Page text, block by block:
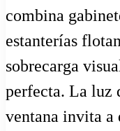
combina
estanterías
sobrecarga
perfecta. La luz
ventana invita a